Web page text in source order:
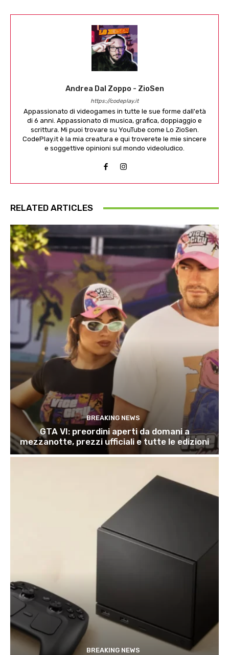
Andrea Dal Zoppo - ZioSen
https://codeplay.it
Appassionato di videogames in tutte le sue forme dall'età
di 6 anni. Appassionato di musica, grafica, doppiaggio e
scrittura. Mi puoi trovare su YouTube come Lo ZioSen.
CodePlay.it è la mia creatura e qui troverete le mie sincere
e soggettive opinioni sul mondo videoludico.
RELATED ARTICLES
BREAKING NEWS
GTA VI: preordini aperti da domani a
mezzanotte, prezzi ufficiali e tutte le edizioni
BREAKING NEWS